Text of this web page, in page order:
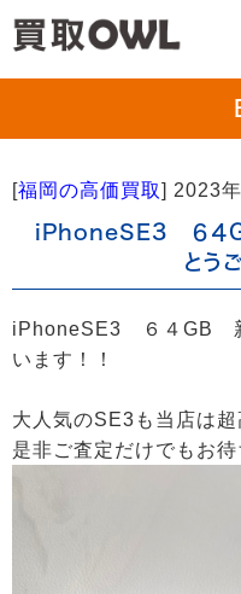
[福岡の高価買取] 2023
iPhoneSE3 ６４
とう
iPhoneSE3 ６４GB
います！！
大人気のSE3も当店は超
是非ご査定だけでもお待